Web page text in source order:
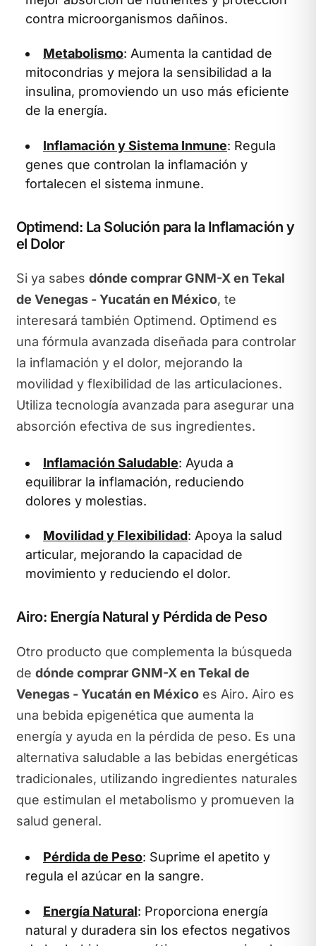
contra microorganismos dañinos.
Metabolismo: Aumenta la cantidad de
mitocondrias y mejora la sensibilidad a la
insulina, promoviendo un uso más eficiente
de la energía.
Inflamación y Sistema Inmune: Regula
genes que controlan la inflamación y
fortalecen el sistema inmune.
Optimend: La Solución para la Inflamación y
el Dolor
Si ya sabes dónde comprar GNM-X en Tekal
de Venegas - Yucatán en México, te
interesará también Optimend. Optimend es
una fórmula avanzada diseñada para controlar
la inflamación y el dolor, mejorando la
movilidad y flexibilidad de las articulaciones.
Utiliza tecnología avanzada para asegurar una
absorción efectiva de sus ingredientes.
Inflamación Saludable: Ayuda a
equilibrar la inflamación, reduciendo
dolores y molestias.
Movilidad y Flexibilidad: Apoya la salud
articular, mejorando la capacidad de
movimiento y reduciendo el dolor.
Airo: Energía Natural y Pérdida de Peso
Otro producto que complementa la búsqueda
de dónde comprar GNM-X en Tekal de
Venegas - Yucatán en Méxicoes Airo. Airo es
una bebida epigenética que aumenta la
energía y ayuda en la pérdida de peso. Es una
alternativa saludable a las bebidas energéticas
tradicionales, utilizando ingredientes naturales
que estimulan el metabolismo y promueven la
salud general.
Pérdida de Peso: Suprime el apetito y
regula el azúcar en la sangre.
Energía Natural: Proporciona energía
natural y duradera sin los efectos negativos